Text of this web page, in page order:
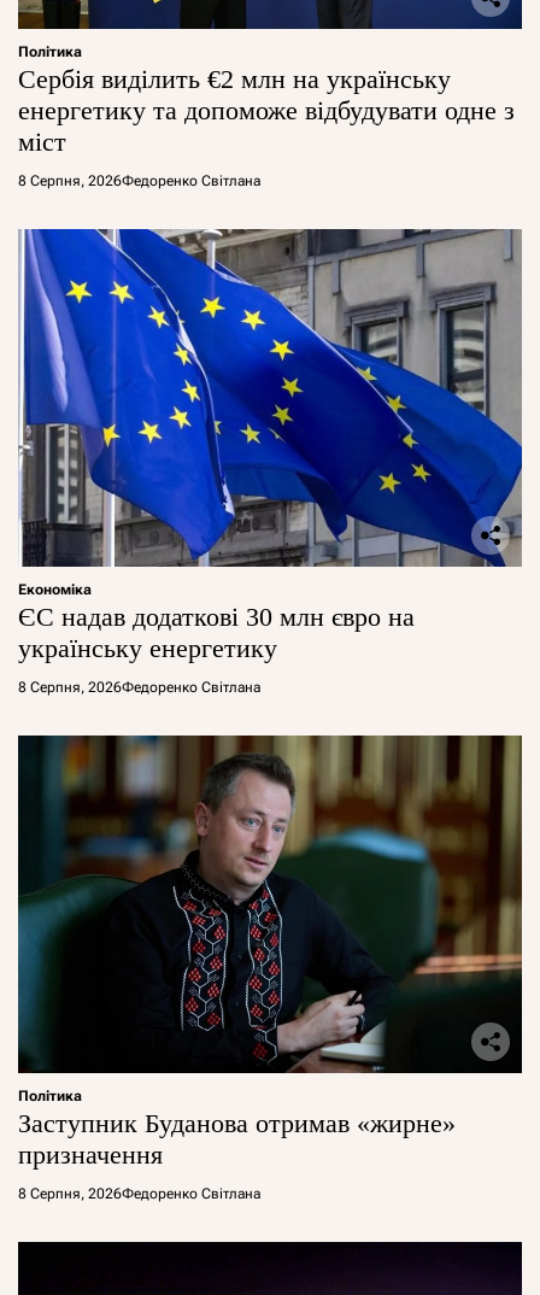
Політика
Сербія виділить €2 млн на українську
енергетику та допоможе відбудувати одне з
міст
8 Серпня, 2026Федоренко Світлана
Економіка
ЄС надав додаткові 30 млн євро на
українську енергетику
8 Серпня, 2026Федоренко Світлана
Політика
Заступник Буданова отримав «жирне»
призначення
8 Серпня, 2026Федоренко Світлана